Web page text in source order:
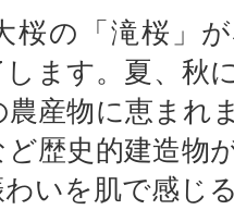
桜の「滝桜」
ます。夏、秋
産物に恵まれ
歴史的建造物
いを肌で感じ